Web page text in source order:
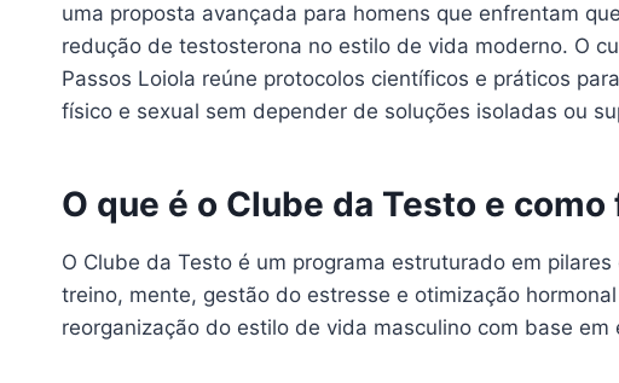
uma proposta avançada para homens que enfrentam
redução de testosterona no estilo de vida moderno. O
Passos Loiola reúne protocolos científicos e práticos
físico e sexual sem depender de soluções isoladas ou
O que é o Clube da Testo e
O Clube da Testo é um programa estruturado em
treino, mente, gestão do estresse e otimização
reorganização do estilo de vida masculino com base em